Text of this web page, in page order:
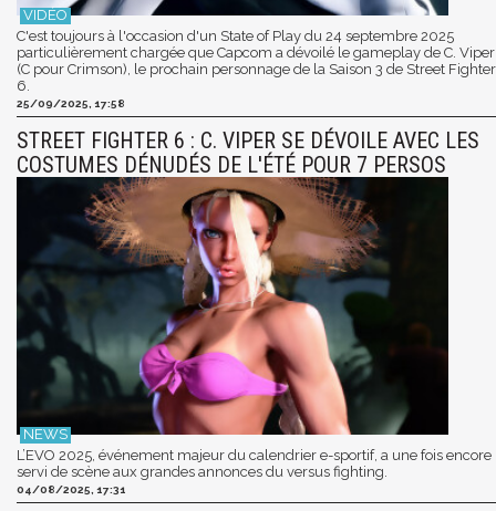
C'est toujours à l'occasion d'un State of Play du 24 septembre 2025
particulièrement chargée que Capcom a dévoilé le gameplay de C. Viper
(C pour Crimson), le prochain personnage de la Saison 3 de Street Fighter
6.
25/09/2025, 17:58
STREET FIGHTER 6 : C. VIPER SE DÉVOILE AVEC LES
COSTUMES DÉNUDÉS DE L'ÉTÉ POUR 7 PERSOS
L’EVO 2025, événement majeur du calendrier e-sportif, a une fois encore
servi de scène aux grandes annonces du versus fighting.
04/08/2025, 17:31